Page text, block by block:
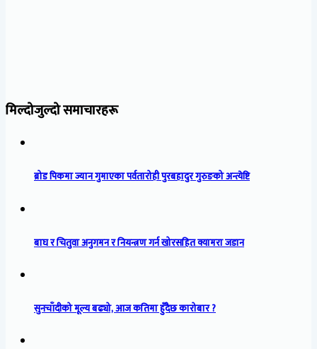
मिल्दोजुल्दो समाचारहरू
ब्रोड पिकमा ज्यान गुमाएका पर्वतारोही पुरबहादुर गुरुङको अन्त्येष्टि
बाघ र चितुवा अनुगमन र नियन्त्रण गर्न खोरसहित क्यामरा जडान
सुनचाँदीको मूल्य बढ्यो, आज कतिमा हुँदैछ कारोबार ?